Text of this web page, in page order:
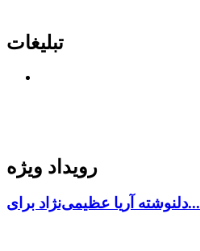
تبلیغات
رویداد ویژه
دلنوشته آریا عظیمی‌نژاد برای...